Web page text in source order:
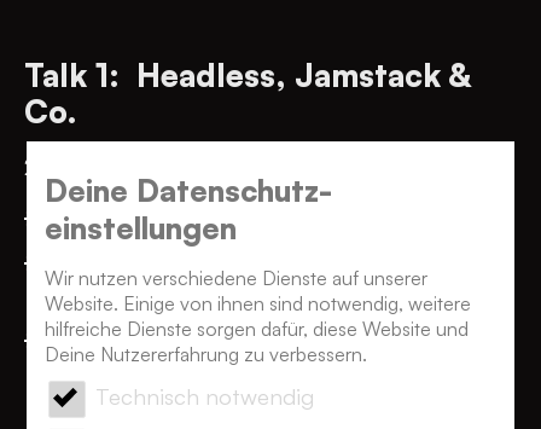
Deine Datenschutz­
einstellungen
Wir nutzen verschiedene Dienste auf unserer
Website. Einige von ihnen sind notwendig, weitere
hilfreiche Dienste sorgen dafür, diese Website und
Deine Nutzererfahrung zu verbessern.
Technisch notwendig
Talk 1: Headless, Jamstack &
Co.
20 Minuten
Kurze Einführung
Content Reloaded: Neue Tools &
Workflows bei Content-Prozessen
Das CMS Universum: New Kids on the
Block vs. Establishment